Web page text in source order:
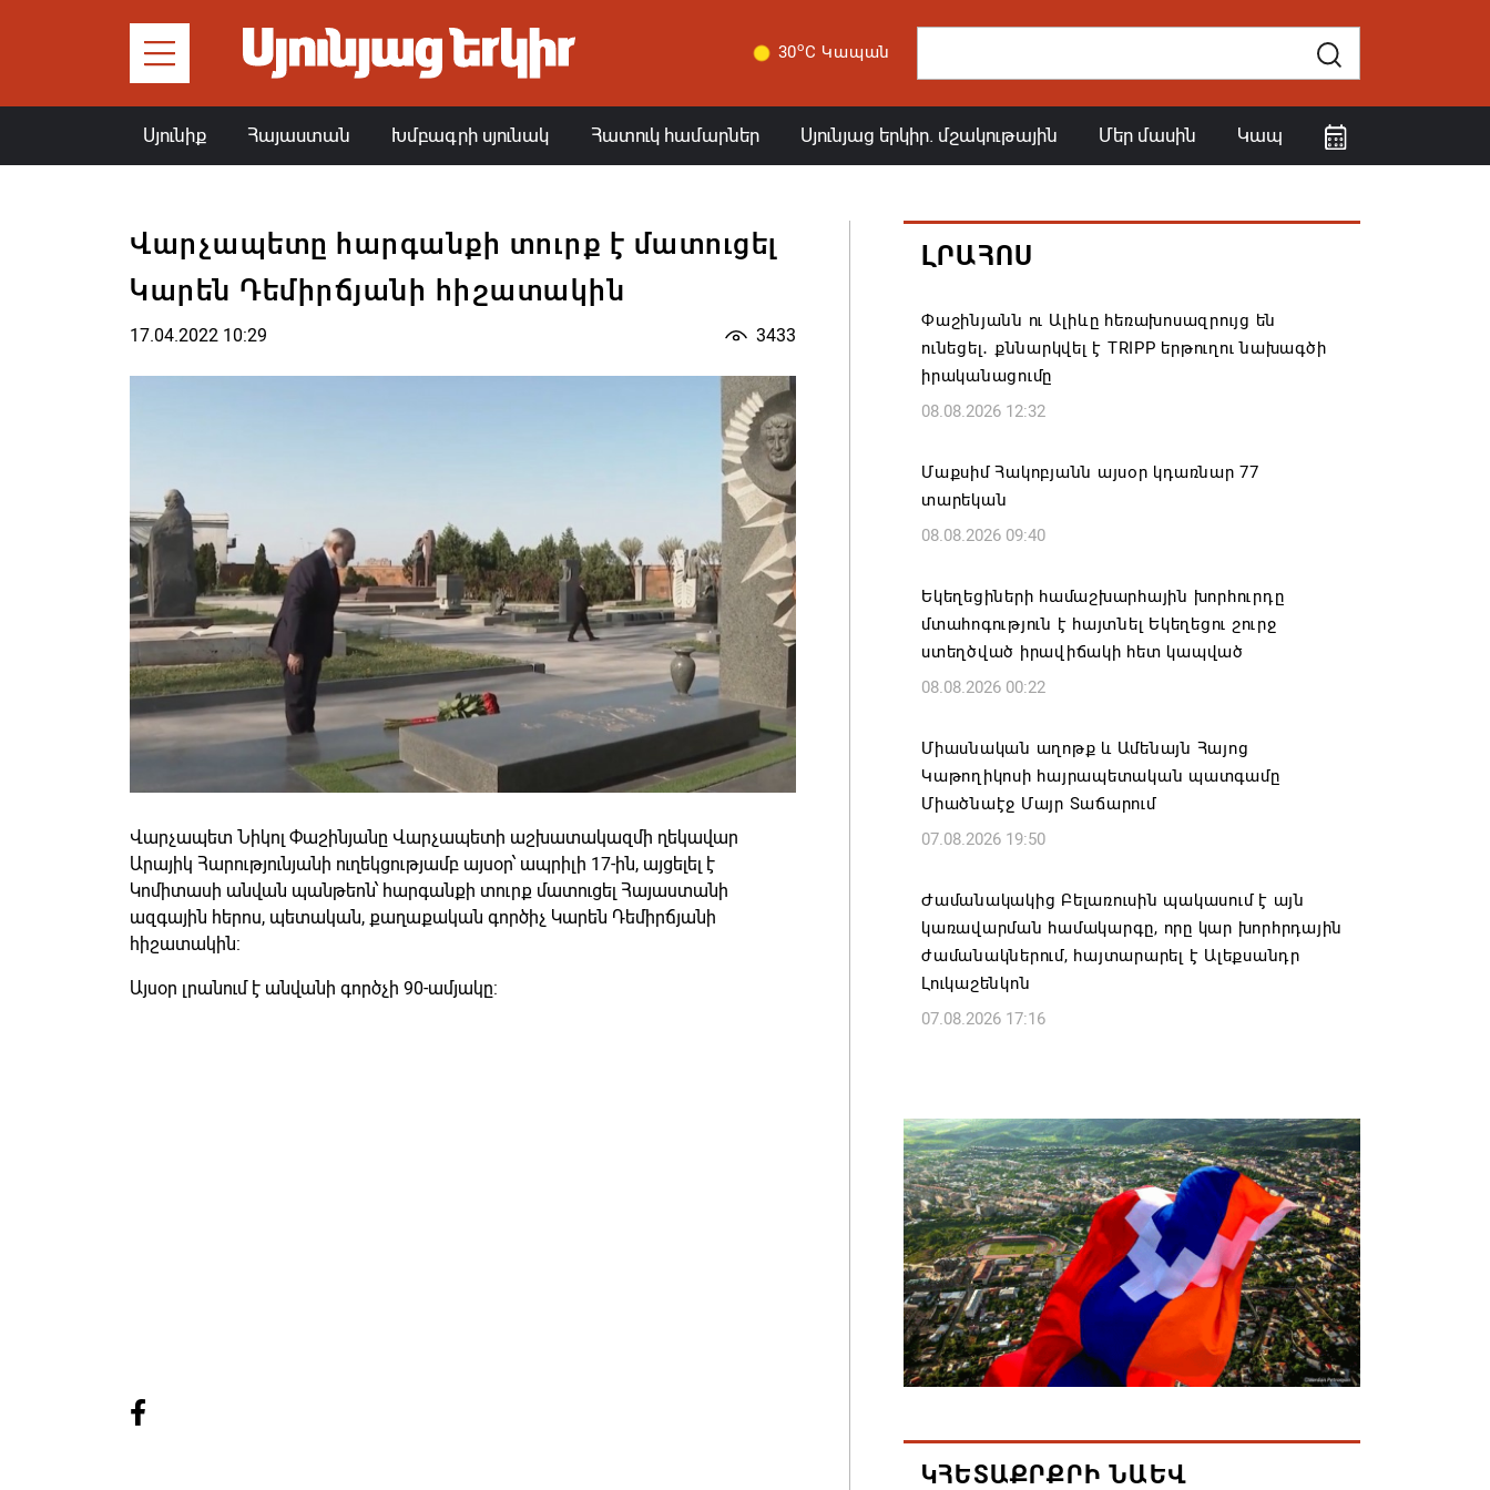
30oC Կապան
Սյունիք Հայաստան Խմբագրի սյունակ Հատուկ համարներ Սյունյաց երկիր. մշակութային Մեր մասին Կապ
Վարչապետը հարգանքի տուրք է մատուցել
Կարեն Դեմիրճյանի հիշատակին
17.04.2022 10:29 3433
Վարչապետ Նիկոլ Փաշինյանը Վարչապետի աշխատակազմի ղեկավար
Արայիկ Հարությունյանի ուղեկցությամբ այսօր՝ ապրիլի 17-ին, այցելել է
Կոմիտասի անվան պանթեոն՝ հարգանքի տուրք մատուցել Հայաստանի
ազգային հերոս, պետական, քաղաքական գործիչ Կարեն Դեմիրճյանի
հիշատակին:
Այսօր լրանում է անվանի գործչի 90-ամյակը:
ԼՐԱՀՈՍ
Փաշինյանն ու Ալիևը հեռախոսազրույց են
ունեցել․ քննարկվել է TRIPP երթուղու նախագծի
իրականացումը
08.08.2026 12:32
Մաքսիմ Հակոբյանն այսօր կդառնար 77
տարեկան
08.08.2026 09:40
Եկեղեցիների համաշխարհային խորհուրդը
մտահոգություն է հայտնել Եկեղեցու շուրջ
ստեղծված իրավիճակի հետ կապված
08.08.2026 00:22
Միասնական աղոթք և Ամենայն Հայոց
Կաթողիկոսի հայրապետական պատգամը
Միածնաէջ Մայր Տաճարում
07.08.2026 19:50
Ժամանակակից Բելառուսին պակասում է այն
կառավարման համակարգը, որը կար խորհրդային
ժամանակներում, հայտարարել է Ալեքսանդր
Լուկաշենկոն
07.08.2026 17:16
Հանրապետություն
07.08.2026 16:57
Գարեգին Բ-ի և եպիսկոպոսների գործով
դատավորն ինքնաբացարկ է հայտնել
07.08.2026 16:55
Թուրքիան, Սաուդյան Արաբիան և Պակիստանը
ռազմական դաշինք ստեղծելու մասին
07.08.2026 16:43
ԿՀԵՏԱՔՐՔՐԻ ՆԱԵՎ